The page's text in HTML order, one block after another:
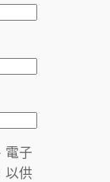
電子
以供